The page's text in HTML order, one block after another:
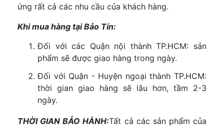
ứng rất cả các nhu cầu của khách hàng.
Khi mua hàng tại Bảo Tín:
Đối với các Quận nội thành TP.HCM: sản
phẩm sẽ được giao hàng trong ngày.
Đối với Quận - Huyện ngoại thành TP.HCM:
thời gian giao hàng sẽ lâu hơn, tầm 2-3
ngày.
THỜI GIAN BẢO HÀNH:Tất cả các sản phẩm của